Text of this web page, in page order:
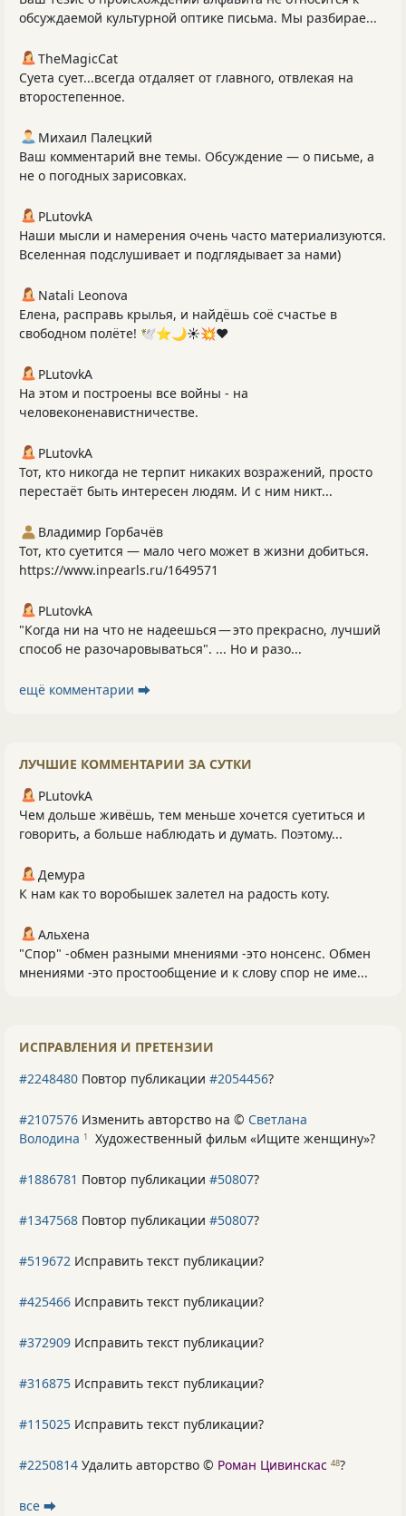
обсуждаемой культурной оптике письма. Мы разбирае...
TheMagicCat
Суета сует...всегда отдаляет от главного, отвлекая на
второстепенное.
Михаил Палецкий
Ваш комментарий вне темы. Обсуждение — о письме, а
не о погодных зарисовках.
PLutоvkА
Наши мысли и намерения очень часто материализуются.
Вселенная подслушивает и подглядывает за нами)
Natali Leonova
Елена, расправь крылья, и найдёшь соё счастье в
свободном полёте! 🕊️⭐️🌙☀💥♥️
PLutоvkА
На этом и построены все войны - на
человеконенавистничестве.
PLutоvkА
Тот, кто никогда не терпит никаких возражений, просто
перестаёт быть интересен людям. И с ним никт...
Владимир Горбачёв
Тот, кто суетится — мало чего может в жизни добиться.
https://www.inpearls.ru/1649571
PLutоvkА
"Когда ни на что не надеешься — это прекрасно, лучший
способ не разочаровываться". ... Но и разо...
ещё комментарии ⮕
ЛУЧШИЕ КОММЕНТАРИИ ЗА СУТКИ
PLutоvkА
Чем дольше живёшь, тем меньше хочется суетиться и
говорить, а больше наблюдать и думать. Поэтому...
Демура
К нам как то воробышек залетел на радость коту.
Альхена
"Спор" -обмен разными мнениями -это нонсенс. Обмен
мнениями -это простообщение и к слову спор не име...
ИСПРАВЛЕНИЯ И ПРЕТЕНЗИИ
#2248480 Повтор публикации #2054456?
#2107576 Изменить авторство на © Светлана
Володина 1 Художественный фильм «Ищите женщину»?
#1886781 Повтор публикации #50807?
#1347568 Повтор публикации #50807?
#519672 Исправить текст публикации?
#425466 Исправить текст публикации?
#372909 Исправить текст публикации?
#316875 Исправить текст публикации?
#115025 Исправить текст публикации?
#2250814 Удалить авторство © Роман Цивинскас 48?
все ⮕